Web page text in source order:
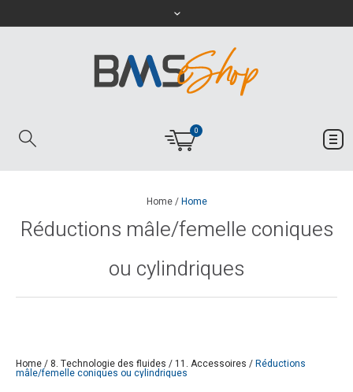
0
Home/Home
Réductions mâle/femelle coniques
ou cylindriques
Home/8. Technologie des fluides /11. Accessoires /Réductions
mâle/femelle coniques ou cylindriques